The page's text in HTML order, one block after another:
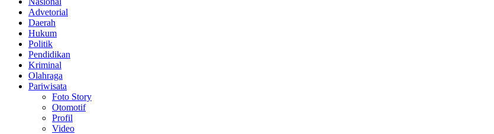
Advetorial
Daerah
Hukum
Politik
Pendidikan
Kriminal
Olahraga
Pariwisata
Foto Story
Otomotif
Profil
Video